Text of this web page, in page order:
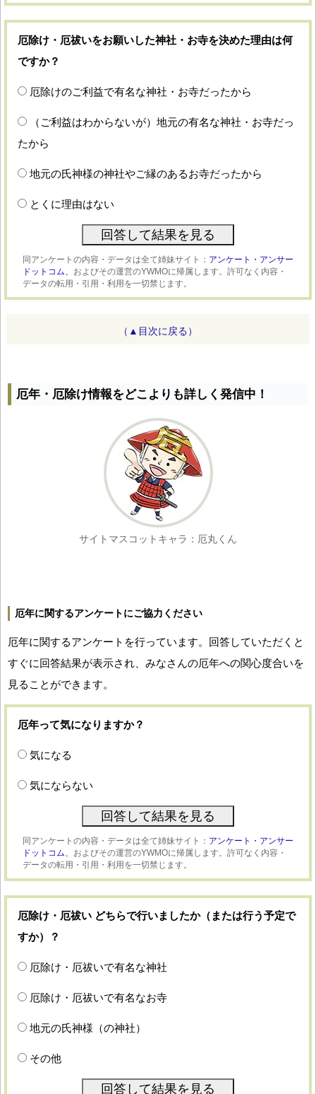
厄除け・厄祓いをお願いした神社・お寺を決めた理由は何
ですか？
厄除けのご利益で有名な神社・お寺だったから
（ご利益はわからないが）地元の有名な神社・お寺だっ
たから
地元の氏神様の神社やご縁のあるお寺だったから
とくに理由はない
同アンケートの内容・データは全て姉妹サイト： アンケート・アンサー
ドットコム、 およびその運営のYWMOに帰属します。許可なく内容・
データの転用・引用・利用を一切禁じます。
（▲目次に戻る）
厄年・厄除け情報をどこよりも詳しく発信中！
サイトマスコットキャラ：厄丸くん
厄年に関するアンケートにご協力ください
厄年に関するアンケートを行っています。回答していただくと
すぐに回答結果が表示され、みなさんの厄年への関心度合いを
見ることができます。
厄年って気になりますか？
気になる
気にならない
同アンケートの内容・データは全て姉妹サイト： アンケート・アンサー
ドットコム、 およびその運営のYWMOに帰属します。許可なく内容・
データの転用・引用・利用を一切禁じます。
厄除け・厄祓い どちらで行いましたか（または行う予定で
すか）？
厄除け・厄祓いで有名な神社
厄除け・厄祓いで有名なお寺
地元の氏神様（の神社）
その他